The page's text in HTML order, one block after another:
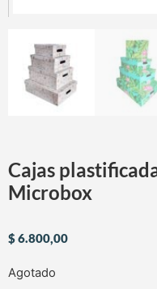
Cajas
Microbox
$6.800,00
Agotado